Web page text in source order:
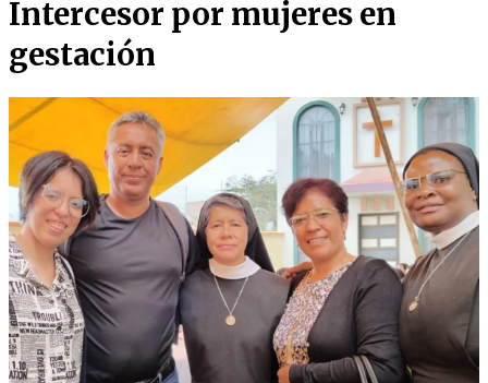
Intercesor por mujeres en
gestación